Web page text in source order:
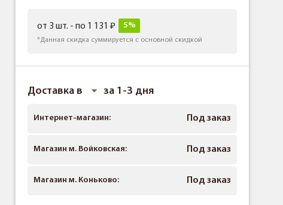
от 3 шт. - по 1 131 5%
*Данная скидка суммируется с основной скидкой
Доставка в за 1-3 дня
Интернет-магазин: Под заказ
Магазин м. Войковская: Под заказ
Магазин м. Коньково: Под заказ